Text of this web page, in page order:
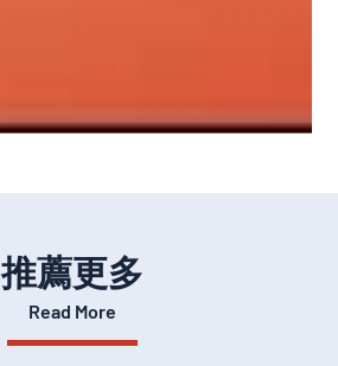
推薦更多
Read More